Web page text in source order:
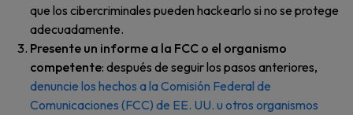
que los cibercriminales pueden hackearlo si no se protege
adecuadamente.
Presente un informe a la FCC o el organismo
competente: después de seguir los pasos anteriores,
denuncie los hechos a la Comisión Federal de
Comunicaciones (FCC) de EE. UU. u otros organismos